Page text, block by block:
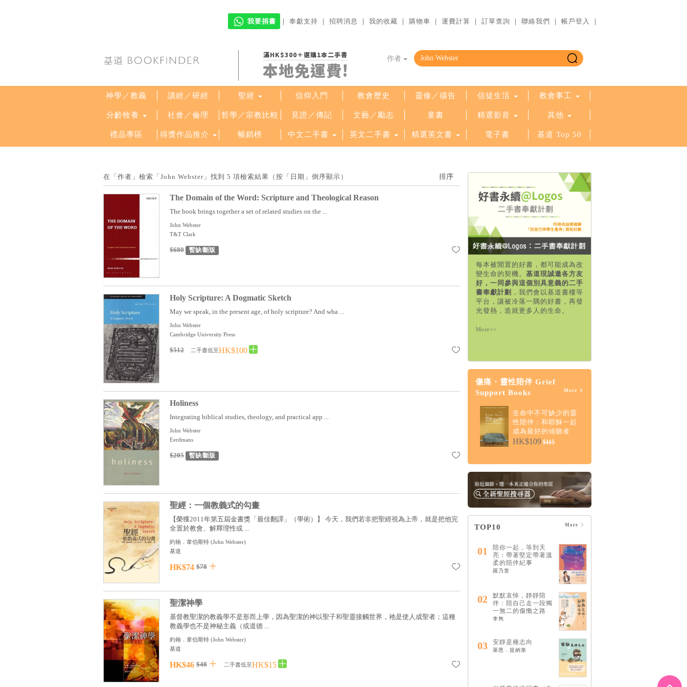
我要捐書 ｜ 奉獻支持 ｜ 招聘消息 ｜ 我的收藏 ｜ 購物車 ｜ 運費計算 ｜ 訂單查詢 ｜ 聯絡我們 ｜ 帳戶登入 ｜
滿HK$300＋選購1本二手書
本地免運費!
作者
神學／教義 讀經／研經 聖經 信仰入門 教會歷史 靈修／禱告 信徒生活 教會事工
分齡牧養 社會／倫理 哲學／宗教比較 見證／傳記 文藝／勵志 童書 精選影音 其他
禮品專區 得獎作品推介 暢銷榜 中文二手書 英文二手書 精選英文書 電子書 基道 Top 50
在「作者」檢索「John Webster」找到 5 項檢索結果（按「日期」倒序顯示）
The Domain of the Word: Scripture and Theological Reason
The book brings together a set of related studies on the ...
John Webster
T&T Clark
$680 暫缺/斷版
Holy Scripture: A Dogmatic Sketch
May we speak, in the present age, of holy scripture? And wha ...
John Webster
Cambridge University Press
$512 二手書低至HK$100
Holiness
Integrating biblical studies, theology, and practical app ...
John Webster
Eerdmans
$205 暫缺/斷版
聖經：一個教義式的勾畫
【榮獲2011年第五屆金書獎「最佳翻譯」（學術）】 今天，我們若非把聖經視為上帝，就是把他完
全置於教會、解釋理性或 ...
約翰．韋伯斯特 (John Webster)
基道
HK$74 $78
聖潔神學
基督教聖潔的教義學不是形而上學，因為聖潔的神以聖子和聖靈接觸世界，祂是使人成聖者；這種
教義學也不是神秘主義（或道德 ...
約翰．韋伯斯特 (John Webster)
基道
HK$46 $48 二手書低至HK$15
每本被閒置的好書，都可能成為改
變生命的契機。 基道現誠邀各方友
好，一同參與這個別具意義的二手
書奉獻計劃 ，我們會以基道書樓等
平台，讓被冷落一隅的好書，再發
光發熱，造就更多人的生命。
More>>
傷痛・靈性陪伴 Grief
Support Books
More
生命中不可缺少的靈
性陪伴：和耶穌一起
成為最好的傾聽者
HK$109 $115
TOP10 More
01
陪你一起，等到天
亮：帶著堅定帶著溫
柔的陪伴紀事
羅乃萱
02
默默哀悼，靜靜陪
伴：陪自己走一段獨
一無二的傷慟之路
李雋
03 安靜是種志向
萊恩．提納第